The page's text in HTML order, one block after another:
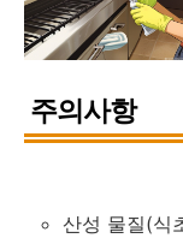
주의사항
산성 물질(식